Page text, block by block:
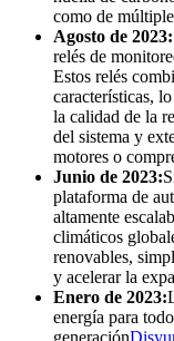
como de
Agosto de 2023:
relés de
Estos relés
características,
la calidad de la
del sistema y
motores o
Junio ​​de 2023:
plataforma de
altamente
climáticos
renovables,
y acelerar la
Enero de 2023:
energía para
generación